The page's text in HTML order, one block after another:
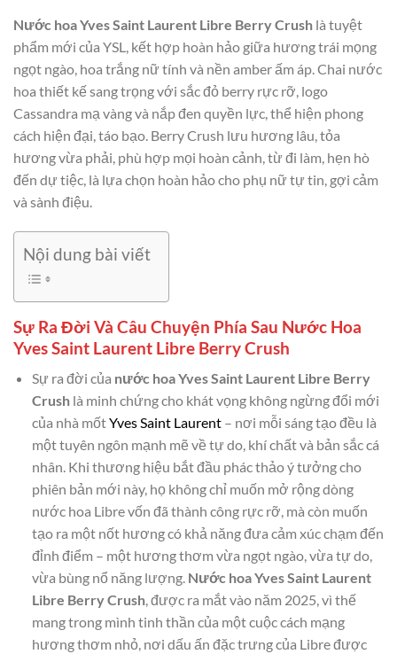
Nước hoa Yves Saint Laurent Libre Berry Crush là tuyệt
phẩm mới của YSL, kết hợp hoàn hảo giữa hương trái mọng
ngọt ngào, hoa trắng nữ tính và nền amber ấm áp. Chai nước
hoa thiết kế sang trọng với sắc đỏ berry rực rỡ, logo
Cassandra mạ vàng và nắp đen quyền lực, thể hiện phong
cách hiện đại, táo bạo. Berry Crush lưu hương lâu, tỏa
hương vừa phải, phù hợp mọi hoàn cảnh, từ đi làm, hẹn hò
đến dự tiệc, là lựa chọn hoàn hảo cho phụ nữ tự tin, gợi cảm
và sành điệu.
Nội dung bài viết
Sự Ra Đời Và Câu Chuyện Phía Sau Nước Hoa
Yves Saint Laurent Libre Berry Crush
Sự ra đời của nước hoa Yves Saint Laurent Libre Berry
Crushlà minh chứng cho khát vọng không ngừng đổi mới
của nhà mốtYves Saint Laurent– nơi mỗi sáng tạo đều là
một tuyên ngôn mạnh mẽ về tự do, khí chất và bản sắc cá
nhân. Khi thương hiệu bắt đầu phác thảo ý tưởng cho
phiên bản mới này, họ không chỉ muốn mở rộng dòng
nước hoa Libre vốn đã thành công rực rỡ, mà còn muốn
tạo ra một nốt hương có khả năng đưa cảm xúc chạm đến
đỉnh điểm – một hương thơm vừa ngọt ngào, vừa tự do,
vừa bùng nổ năng lượng. Nước hoa Yves Saint Laurent
Libre Berry Crush, được ra mắt vào năm 2025, vì thế
mang trong mình tinh thần của một cuộc cách mạng
hương thơm nhỏ, nơi dấu ấn đặc trưng của Libre được